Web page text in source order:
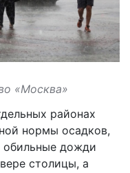
«Москва»
районах
нормы осадков,
обильные дожди
столицы, а